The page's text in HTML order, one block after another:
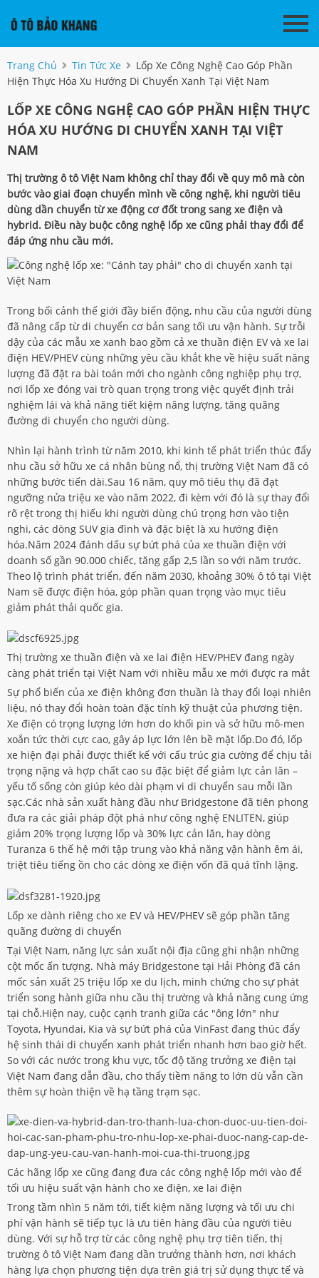
Trang Chủ Tin Tức Xe
Lốp Xe Công Nghệ Cao Góp Phần
Hiện Thực Hóa Xu Hướng Di Chuyển Xanh Tại Việt Nam
LỐP XE CÔNG NGHỆ CAO GÓP PHẦN HIỆN THỰC
HÓA XU HƯỚNG DI CHUYỂN XANH TẠI VIỆT
NAM
Thị trường ô tô Việt Nam không chỉ thay đổi về quy mô mà còn
bước vào giai đoạn chuyển mình về công nghệ, khi người tiêu
dùng dần chuyển từ xe động cơ đốt trong sang xe điện và
hybrid. Điều này buộc công nghệ lốp xe cũng phải thay đổi để
đáp ứng nhu cầu mới.
Trong bối cảnh thế giới đầy biến động, nhu cầu của người dùng
đã nâng cấp từ di chuyển cơ bản sang tối ưu vận hành. Sự trỗi
dậy của các mẫu xe xanh bao gồm cả xe thuần điện EV và xe lai
điện HEV/PHEV cùng những yêu cầu khắt khe về hiệu suất năng
lượng đã đặt ra bài toán mới cho ngành công nghiệp phụ trợ,
nơi lốp xe đóng vai trò quan trọng trong việc quyết định trải
nghiệm lái và khả năng tiết kiệm năng lượng, tăng quãng
đường di chuyển cho người dùng.
Nhìn lại hành trình từ năm 2010, khi kinh tế phát triển thúc đẩy
nhu cầu sở hữu xe cá nhân bùng nổ, thị trường Việt Nam đã có
những bước tiến dài.Sau 16 năm, quy mô tiêu thụ đã đạt
ngưỡng nửa triệu xe vào năm 2022, đi kèm với đó là sự thay đổi
rõ rệt trong thị hiếu khi người dùng chú trọng hơn vào tiện
nghi, các dòng SUV gia đình và đặc biệt là xu hướng điện
hóa.Năm 2024 đánh dấu sự bứt phá của xe thuần điện với
doanh số gần 90.000 chiếc, tăng gấp 2,5 lần so với năm trước.
Theo lộ trình phát triển, đến năm 2030, khoảng 30% ô tô tại Việt
Nam sẽ được điện hóa, góp phần quan trọng vào mục tiêu
giảm phát thải quốc gia.
Thị trường xe thuần điện và xe lai điện HEV/PHEV đang ngày
càng phát triển tại Việt Nam với nhiều mẫu xe mới được ra mắt
Sự phổ biến của xe điện không đơn thuần là thay đổi loại nhiên
liệu, nó thay đổi hoàn toàn đặc tính kỹ thuật của phương tiện.
Xe điện có trọng lượng lớn hơn do khối pin và sở hữu mô-men
xoắn tức thời cực cao, gây áp lực lớn lên bề mặt lốp.Do đó, lốp
xe hiện đại phải được thiết kế với cấu trúc gia cường để chịu tải
trọng nặng và hợp chất cao su đặc biệt để giảm lực cản lăn –
yếu tố sống còn giúp kéo dài phạm vi di chuyển sau mỗi lần
sạc.Các nhà sản xuất hàng đầu như Bridgestone đã tiên phong
đưa ra các giải pháp đột phá như công nghệ ENLITEN, giúp
giảm 20% trọng lượng lốp và 30% lực cản lăn, hay dòng
Turanza 6 thế hệ mới tập trung vào khả năng vận hành êm ái,
triệt tiêu tiếng ồn cho các dòng xe điện vốn đã quá tĩnh lặng.
Lốp xe dành riêng cho xe EV và HEV/PHEV sẽ góp phần tăng
quãng đường di chuyển
Tại Việt Nam, năng lực sản xuất nội địa cũng ghi nhận những
cột mốc ấn tượng. Nhà máy Bridgestone tại Hải Phòng đã cán
mốc sản xuất 25 triệu lốp xe du lịch, minh chứng cho sự phát
triển song hành giữa nhu cầu thị trường và khả năng cung ứng
tại chỗ.Hiện nay, cuộc cạnh tranh giữa các "ông lớn" như
Toyota, Hyundai, Kia và sự bứt phá của VinFast đang thúc đẩy
hệ sinh thái di chuyển xanh phát triển nhanh hơn bao giờ hết.
So với các nước trong khu vực, tốc độ tăng trưởng xe điện tại
Việt Nam đang dẫn đầu, cho thấy tiềm năng to lớn dù vẫn cần
thêm sự hoàn thiện về hạ tầng trạm sạc.
Các hãng lốp xe cũng đang đưa các công nghệ lốp mới vào để
tối ưu hiệu suất vận hành cho xe điện, xe lai điện
Trong tầm nhìn 5 năm tới, tiết kiệm năng lượng và tối ưu chi
phí vận hành sẽ tiếp tục là ưu tiên hàng đầu của người tiêu
dùng. Với sự hỗ trợ từ các công nghệ phụ trợ tiên tiến, thị
trường ô tô Việt Nam đang dần trưởng thành hơn, nơi khách
hàng lựa chọn phương tiện dựa trên giá trị sử dụng thực tế và